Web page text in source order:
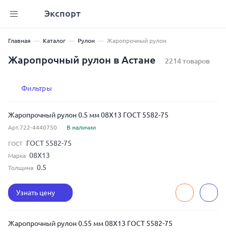
Экспорт
Главная Каталог Рулон Жаропрочный рулон
Жаропрочный рулон в Астане 2214 товаров
Фильтры
Жаропрочный рулон 0.5 мм 08Х13 ГОСТ 5582-75
Арт.722-4440750 В наличии
ГОСТ ГОСТ 5582-75
Марка 08Х13
Толщина 0.5
Узнать цену
Жаропрочный рулон 0.55 мм 08Х13 ГОСТ 5582-75